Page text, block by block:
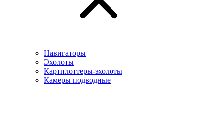
Навигаторы
Эхолоты
Картплоттеры-эхолоты
Камеры подводные